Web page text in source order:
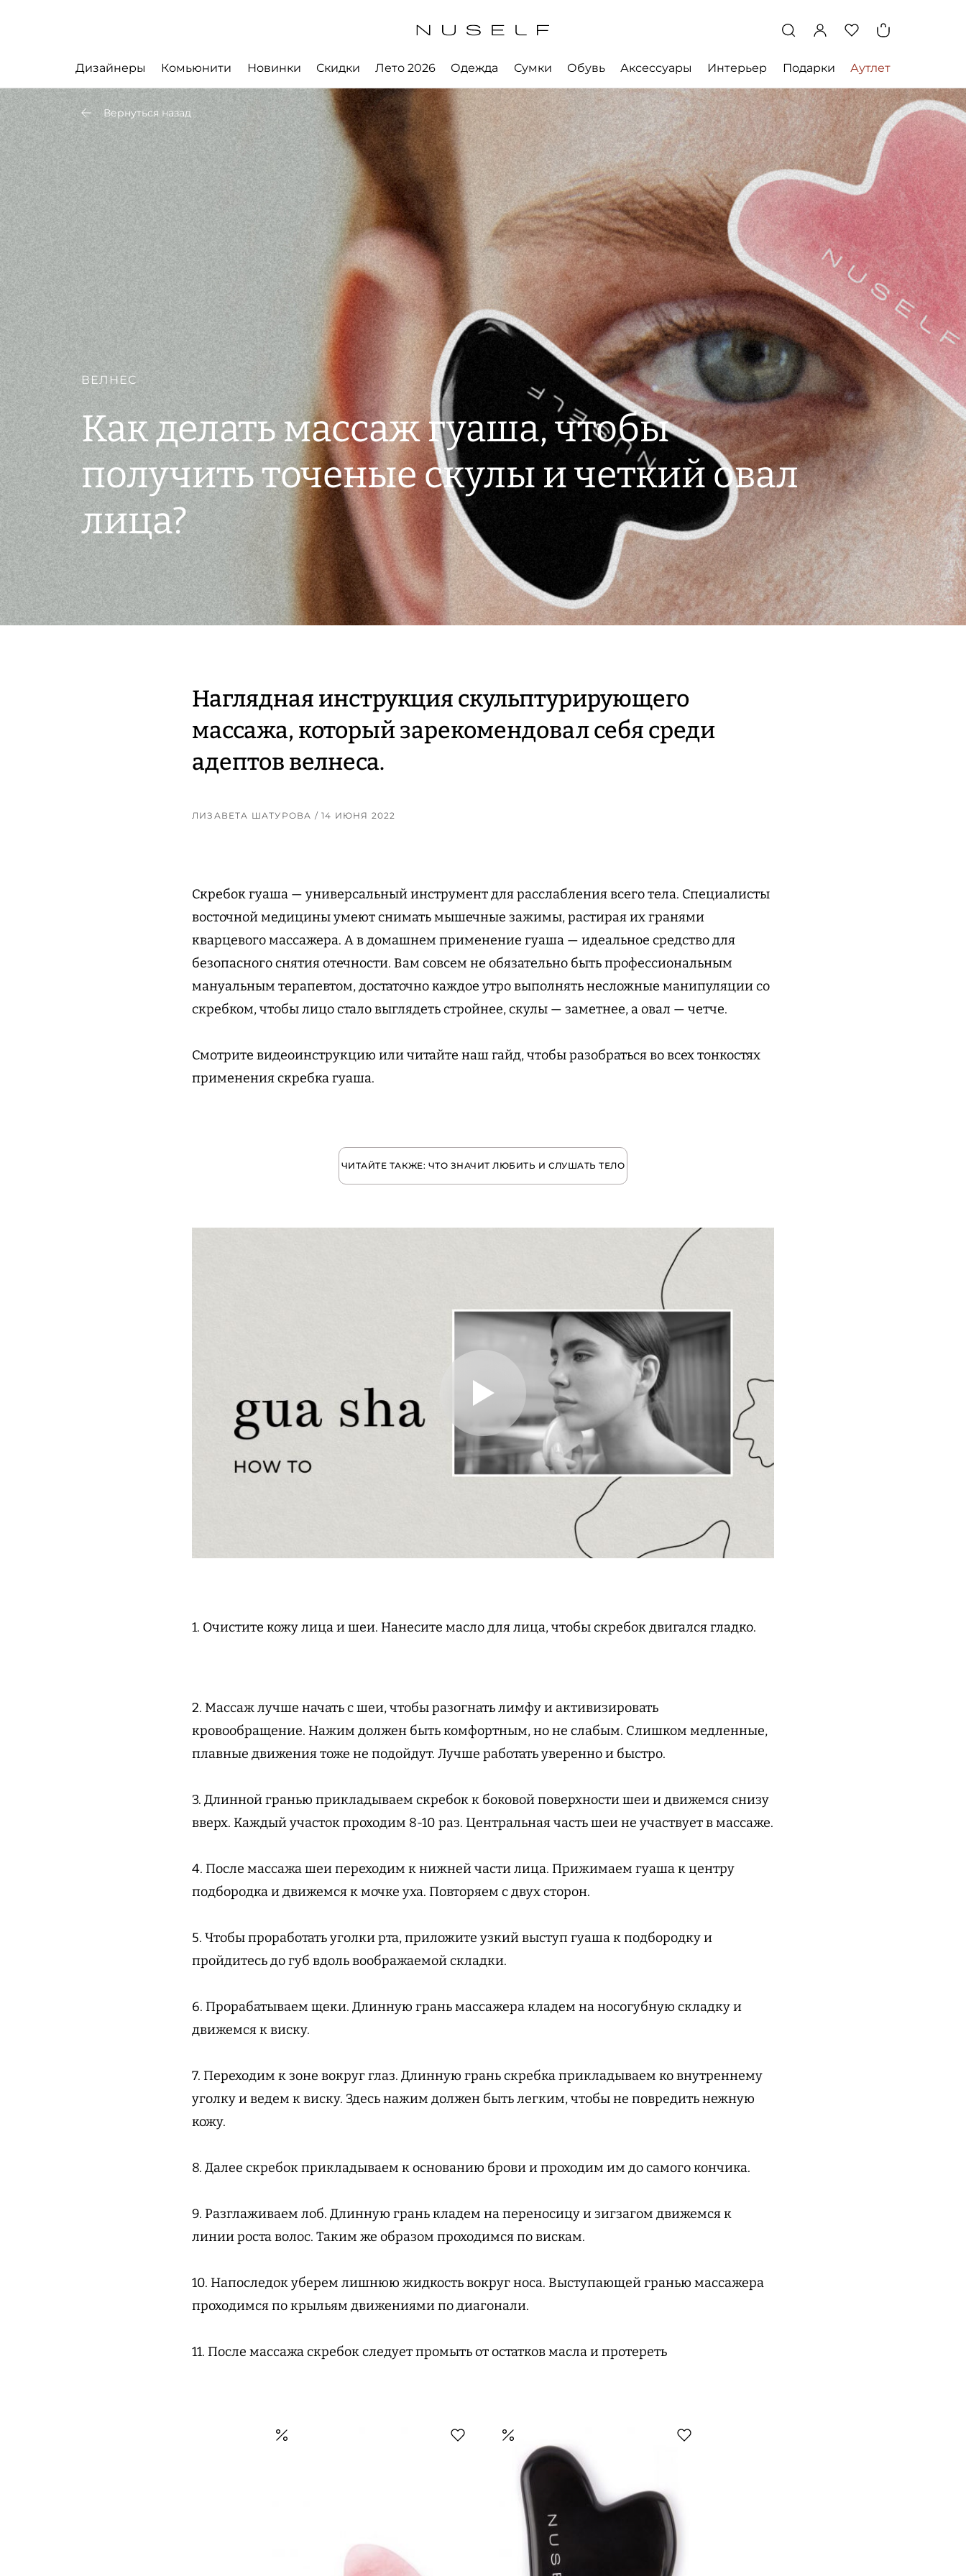
Дизайнеры Комьюнити Новинки Скидки Лето 2026 Одежда Сумки Обувь Аксессуары Интерьер Подарки Аутлет
Вернуться назад
ВЕЛНЕС
Как делать массаж гуаша, чтобы
получить точеные скулы и четкий овал
лица?
Наглядная инструкция скульптурирующего
массажа, который зарекомендовал себя среди
адептов велнеса.
ЛИЗАВЕТА ШАТУРОВА / 14 ИЮНЯ 2022
Скребок гуаша — универсальный инструмент для расслабления всего тела. Специалисты
восточной медицины умеют снимать мышечные зажимы, растирая их гранями
кварцевого массажера. А в домашнем применение гуаша — идеальное средство для
безопасного снятия отечности. Вам совсем не обязательно быть профессиональным
мануальным терапевтом, достаточно каждое утро выполнять несложные манипуляции со
скребком, чтобы лицо стало выглядеть стройнее, скулы — заметнее, а овал — четче.
Смотрите видеоинструкцию или читайте наш гайд, чтобы разобраться во всех тонкостях
применения скребка гуаша.
ЧИТАЙТЕ ТАКЖЕ: ЧТО ЗНАЧИТ ЛЮБИТЬ И СЛУШАТЬ ТЕЛО
1. Очистите кожу лица и шеи. Нанесите масло для лица, чтобы скребок двигался гладко.
2. Массаж лучше начать с шеи, чтобы разогнать лимфу и активизировать
кровообращение. Нажим должен быть комфортным, но не слабым. Слишком медленные,
плавные движения тоже не подойдут. Лучше работать уверенно и быстро.
3. Длинной гранью прикладываем скребок к боковой поверхности шеи и движемся снизу
вверх. Каждый участок проходим 8-10 раз. Центральная часть шеи не участвует в массаже.
4. После массажа шеи переходим к нижней части лица. Прижимаем гуаша к центру
подбородка и движемся к мочке уха. Повторяем с двух сторон.
5. Чтобы проработать уголки рта, приложите узкий выступ гуаша к подбородку и
пройдитесь до губ вдоль воображаемой складки.
6. Прорабатываем щеки. Длинную грань массажера кладем на носогубную складку и
движемся к виску.
7. Переходим к зоне вокруг глаз. Длинную грань скребка прикладываем ко внутреннему
уголку и ведем к виску. Здесь нажим должен быть легким, чтобы не повредить нежную
кожу.
8. Далее скребок прикладываем к основанию брови и проходим им до самого кончика.
9. Разглаживаем лоб. Длинную грань кладем на переносицу и зигзагом движемся к
линии роста волос. Таким же образом проходимся по вискам.
10. Напоследок уберем лишнюю жидкость вокруг носа. Выступающей гранью массажера
проходимся по крыльям движениями по диагонали.
11. После массажа скребок следует промыть от остатков масла и протереть